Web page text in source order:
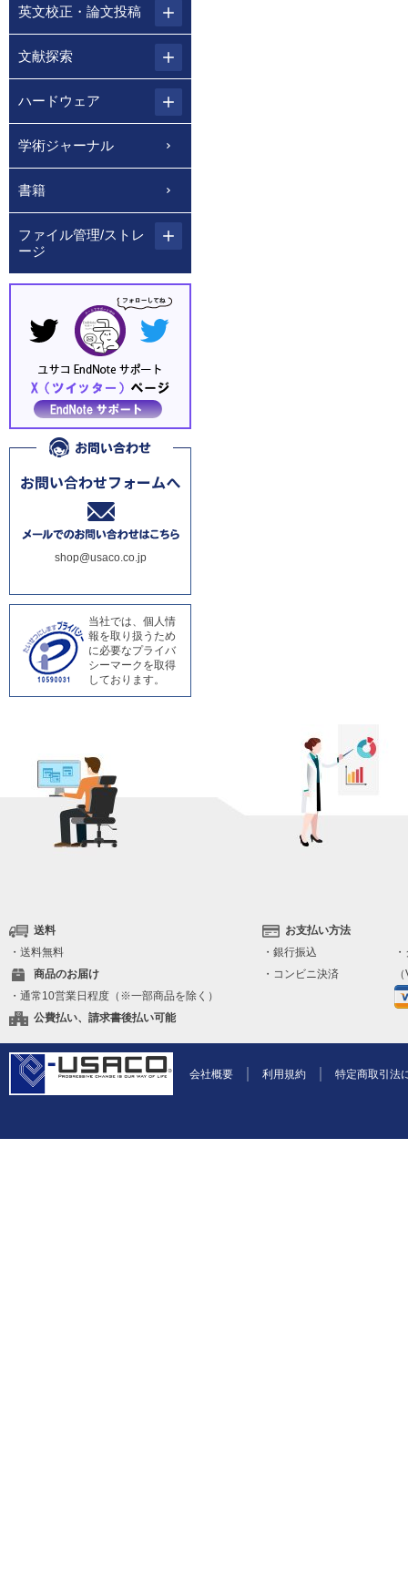
英文校正・論文投稿
文献探索
ハードウェア
学術ジャーナル
書籍
ファイル管理/ストレ
ージ
shop@usaco.co.jp
当社では、個人情
報を取り扱うため
に必要なプライバ
シーマークを取得
しております。
送料
・送料無料
商品のお届け
・通常10営業日程度（※一部商品を除く）
公費払い、請求書後払い可能
お支払い方法
・銀行振込
・コンビニ決済
会社概要 利用規約 特定商取引法